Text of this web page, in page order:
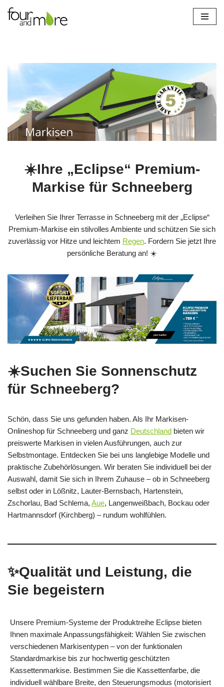
Zum
☀️Ihre „Eclipse“ Premium-
Markise für Schneeberg
Verleihen Sie Ihrer Terrasse in Schneeberg mit der „Eclipse“
Premium-Markise ein stilvolles Ambiente und schützen Sie sich
zuverlässig vor Hitze und leichtem Regen. Fordern Sie jetzt Ihre
persönliche Beratung an! ☀️
☀️Suchen Sie Sonnenschutz
für Schneeberg?
Schön, dass Sie uns gefunden haben. Als Ihr Markisen-
Onlineshop für Schneeberg und ganz Deutschland bieten wir
preiswerte Markisen in vielen Ausführungen, auch zur
Selbstmontage. Entdecken Sie bei uns langlebige Modelle und
praktische Zubehörlösungen. Wir beraten Sie individuell bei der
Auswahl, damit Sie sich in Ihrem Zuhause – ob in Schneeberg
selbst oder in Lößnitz, Lauter-Bernsbach, Hartenstein,
Zschorlau, Bad Schlema, Aue, Langenweißbach, Bockau oder
Hartmannsdorf (Kirchberg) – rundum wohlfühlen.
✨Qualität und Leistung, die
Sie begeistern
Unsere Premium-Systeme der Produktreihe Eclipse bieten
Ihnen maximale Anpassungsfähigkeit: Wählen Sie zwischen
verschiedenen Markisentypen – von der funktionalen
Standardmarkise bis zur hochwertig geschützten
Kassettenmarkise. Bestimmen Sie die Kassettenfarbe, die
individuell wählbare Breite, den Steuerungsmodus (motorisiert